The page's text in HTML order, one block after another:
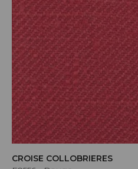
CROISE COLLOBRIERES